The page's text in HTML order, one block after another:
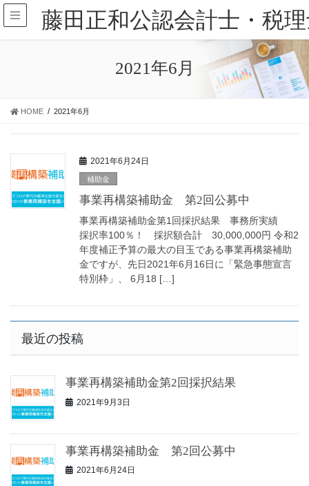
藤田正和公認会計士・税
2021年6月
HOME 2021年6月
2021年6月24日
補助金
事業再構築補助金 第2回公募中
事業再構築補助金第1回採択結果 事務所実績
採択率100％！ 採択額合計 30,000,000円 令和2
年度補正予算の最大の目玉である事業再構築補助
金ですが、先日2021年6月16日に「緊急事態宣言
特別枠」、 6月18 […]
最近の投稿
事業再構築補助金第2回採択結果
2021年9月3日
事業再構築補助金 第2回公募中
2021年6月24日